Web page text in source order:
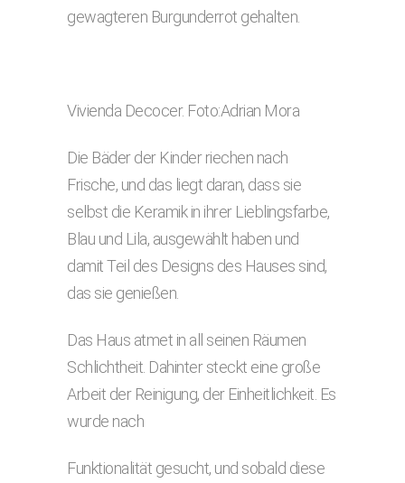
gewagteren Burgunderrot gehalten.
Vivienda Decocer. Foto:Adrian Mora
Die Bäder der Kinder riechen nach
Frische, und das liegt daran, dass sie
selbst die Keramik in ihrer Lieblingsfarbe,
Blau und Lila, ausgewählt haben und
damit Teil des Designs des Hauses sind,
das sie genießen.
Das Haus atmet in all seinen Räumen
Schlichtheit. Dahinter steckt eine große
Arbeit der Reinigung, der Einheitlichkeit. Es
wurde nach
Funktionalität gesucht, und sobald diese